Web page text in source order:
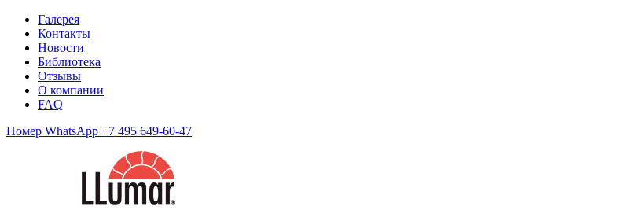
Галерея
Контакты
Новости
Библиотека
Отзывы
О компании
FAQ
Номер WhatsApp +7 495 649-60-47